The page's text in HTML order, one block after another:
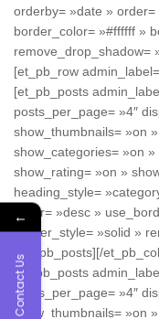
orderby= »date »
border_color= »#ffffff »
remove_drop_shadow=
[et_pb_row
[et_pb_posts
posts_per_page= »4″
show_thumbnails= »on
show_categories= »on
show_rating= »on »
heading_style=
order= »desc »
border_style= »solid »
[/et_pb_posts][/
[et_pb_posts
posts_per_page= »4″
show_thumbnails= »on
←
Contact Us